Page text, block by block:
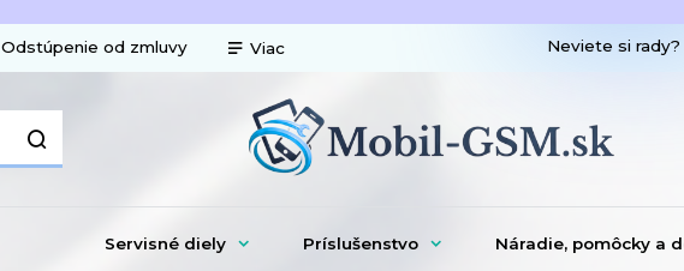
Odstúpenie od zmluvy Viac Neviete si
Servisné diely Príslušenstvo Náradie, pomôcky a